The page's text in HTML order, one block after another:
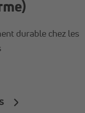
durable chez les